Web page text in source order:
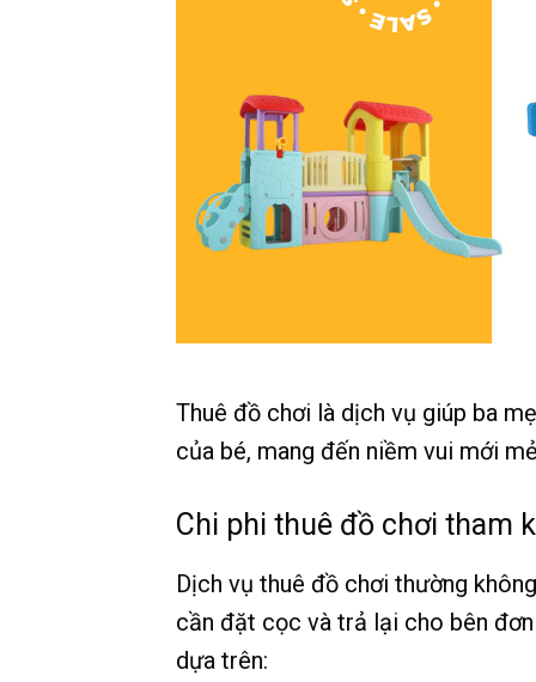
Thuê đồ chơi là dịch vụ giúp ba
của bé, mang đến niềm vui mới
Chi phi thuê đồ chơi tham
Dịch vụ thuê đồ chơi thường
cần đặt cọc và trả lại cho bên
dựa trên: